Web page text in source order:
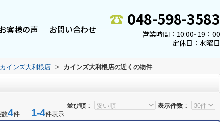
お客様の声 お問い合わせ
048-598-3583
営業時間：10:00~19：00
定休日：水曜日
カインズ大利根店 > カインズ大利根店の近くの物件
並び順：
表示件数：
4件 1-4件表示